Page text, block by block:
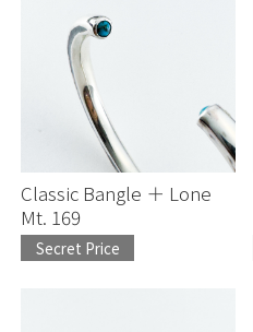
Pendant
Buckle
Earrings/Pierce
Bolo tie/Naja
Classic Bangle ＋ Lone
Mt. 169
Secret Price